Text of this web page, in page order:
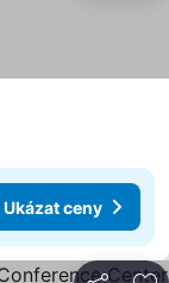
Ukázat ceny